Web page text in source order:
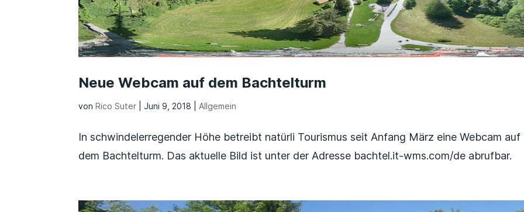
Neue Webcam auf dem Bachtelturm
vonRico Suter Juni 9, 2018 Allgemein
In schwindelerregender Höhe betreibt natürli Tourismus seit Anfang März eine Webcam auf
dem Bachtelturm. Das aktuelle Bild ist unter der Adresse bachtel.it-wms.com/de